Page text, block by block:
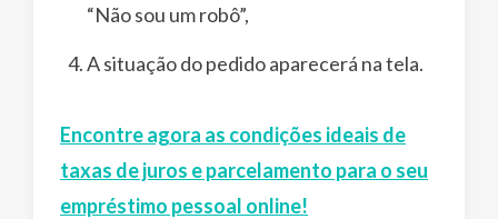
“Não sou um robô”,
A situação do pedido aparecerá na tela.
Encontre agora as condições ideais de
taxas de juros e parcelamento para o seu
empréstimo pessoal online!